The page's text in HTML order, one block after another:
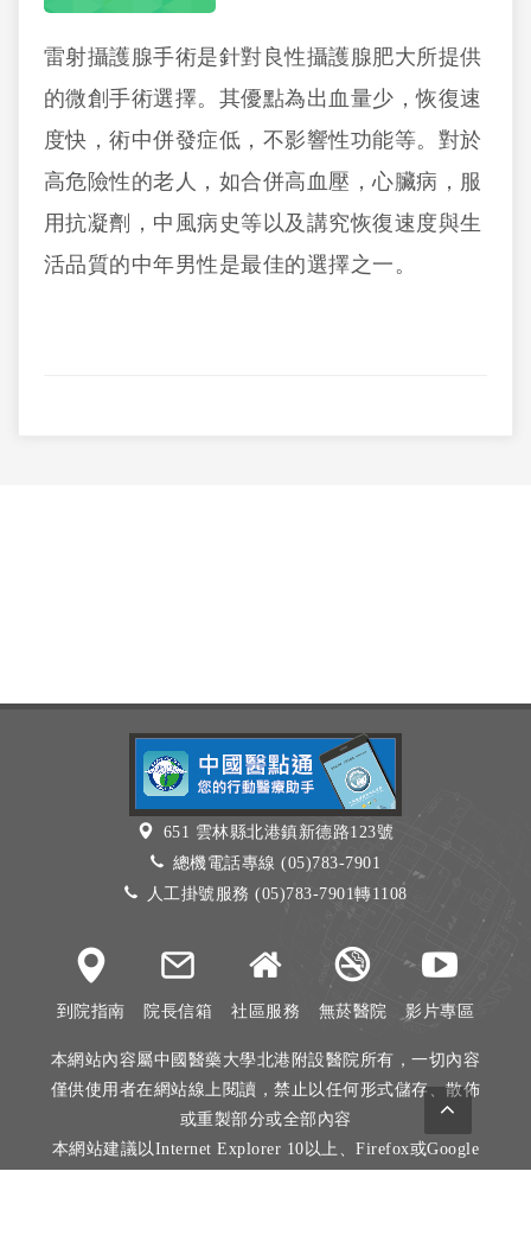
雷射攝護腺手術是針對良性攝護腺肥大所提供
的微創手術選擇。其優點為出血量少，恢復速
度快，術中併發症低，不影響性功能等。對於
高危險性的老人，如合併高血壓，心臟病，服
用抗凝劑，中風病史等以及講究恢復速度與生
活品質的中年男性是最佳的選擇之一。
651 雲林縣北港鎮新德路123號
總機電話專線 (05)783-7901
人工掛號服務 (05)783-7901轉1108
到院指南 院長信箱 社區服務 無菸醫院 影片專區
本網站內容屬中國醫藥大學北港附設醫院所有，一切內容
僅供使用者在網站線上閱讀，禁止以任何形式儲存、散佈
或重製部分或全部內容
本網站建議以Internet Explorer 10以上、Firefox或Google